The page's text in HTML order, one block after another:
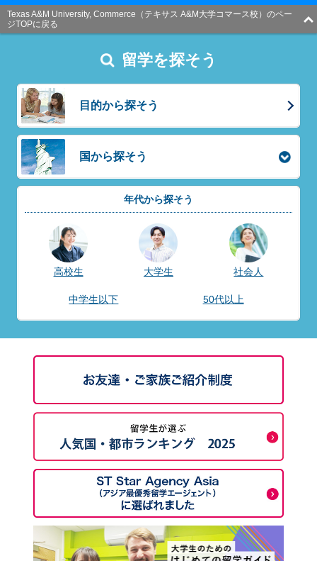
Texas A&M University, Commerce（テキサス A&M大学コマース校）のペー
ジTOPに戻る
留学を探そう
目的から探そう
国から探そう
年代から探そう
高校生 大学生 社会人
中学生以下 50代以上